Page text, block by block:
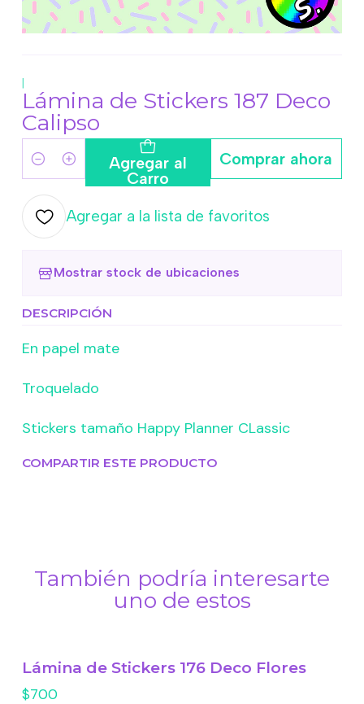
|
Lámina de Stickers 187 Deco
Calipso
Cantidad Agregar al
Carro
Comprar ahora
Agregar a la lista de favoritos
Mostrar stock de ubicaciones
DESCRIPCIÓN
En papel mate
Troquelado
Stickers tamaño Happy Planner CLassic
COMPARTIR ESTE PRODUCTO
También podría interesarte
uno de estos
Lámina de Stickers 176 Deco Flores
$700